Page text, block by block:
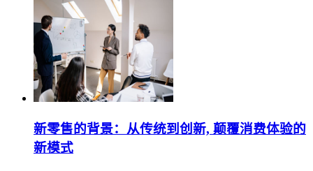
新零售的背景：从传统到创新, 颠覆消费体验的
新模式